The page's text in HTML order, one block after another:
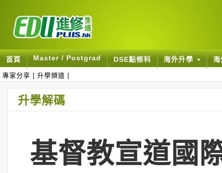
首頁 Master / Postgrad DSE點修科 海外升學
專家分享 升學頻道
升學解碼
基督教宣道國